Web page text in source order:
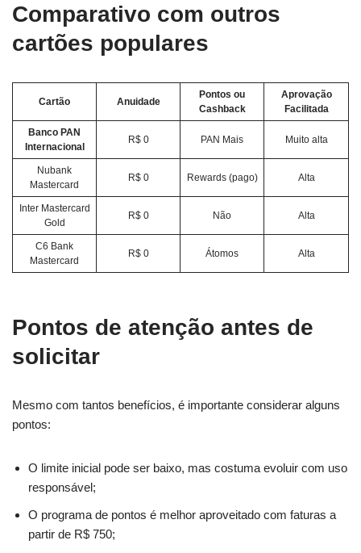
Comparativo com outros
cartões populares
Cartão Anuidade
Pontos ou
Cashback
Aprovação
Facilitada
Banco PAN
Internacional
R$ 0 PAN Mais Muito alta
Nubank
Mastercard
R$ 0 Rewards (pago) Alta
Inter Mastercard
Gold
R$ 0 Não Alta
C6 Bank
Mastercard
R$ 0 Átomos Alta
Pontos de atenção antes de
solicitar
Mesmo com tantos benefícios, é importante considerar alguns
pontos:
O limite inicial pode ser baixo, mas costuma evoluir com uso
responsável;
O programa de pontos é melhor aproveitado com faturas a
partir de R$ 750;